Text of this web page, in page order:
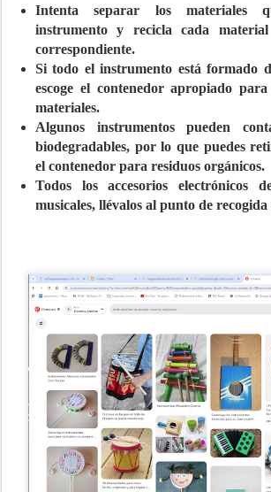
Intenta separar los materiales
instrumento y recicla cada
correspondiente.
Si todo el instrumento está formado
escoge el contenedor apropiado
materiales.
Algunos instrumentos pueden
biodegradables, por lo que puedes
el contenedor para residuos orgánicos.
Todos los accesorios electrónicos
musicales, llévalos al punto de recogida